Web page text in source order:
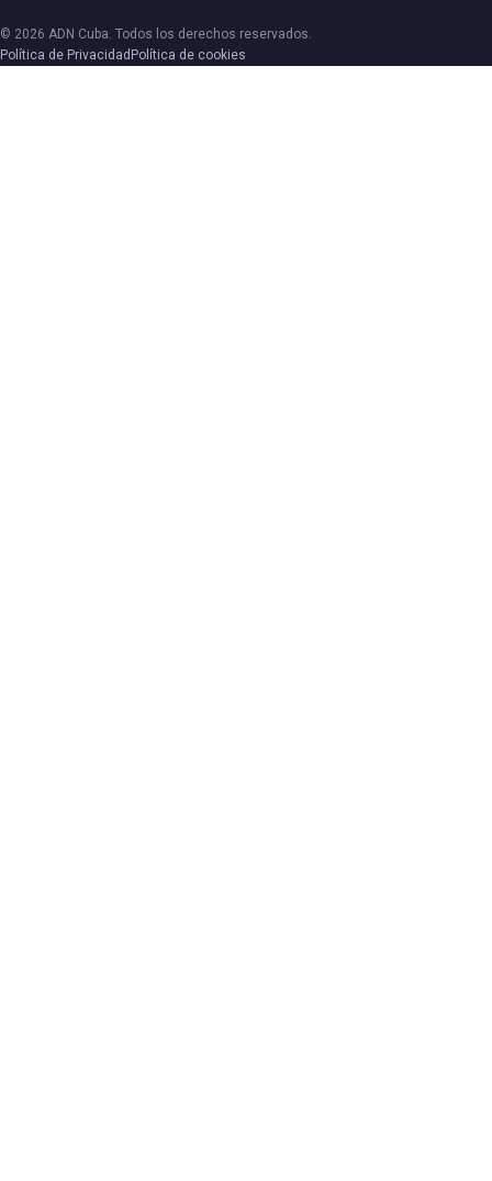
© 2026 ADN Cuba. Todos los derechos reservados.
Política de Privacidad Política de cookies